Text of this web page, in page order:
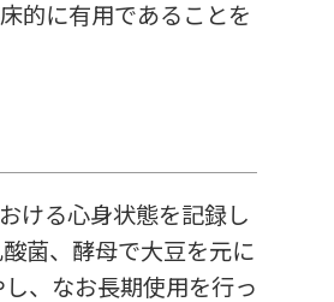
的に有用であることを
ける心身状態を記録し
菌、酵母で大豆を元に
、なお長期使用を行っ